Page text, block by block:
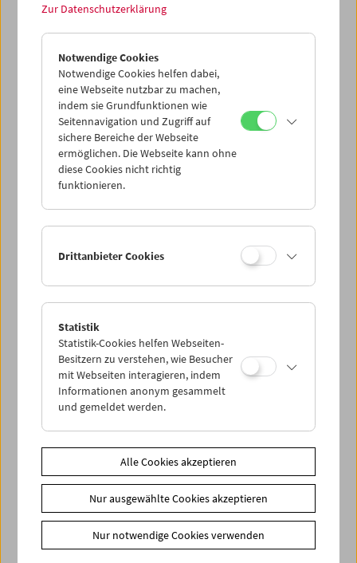
Mo 19.5.
Di 20.5.
Mi 21.5.
Do 22.5.
Sa 24.5.
PROGRAMM ÜBERBLICK
Share on
Zur Datenschutzerklärung
Notwendige Cookies
Notwendige Cookies helfen dabei,
eine Webseite nutzbar zu machen,
indem sie Grundfunktionen wie
Seitennavigation und Zugriff auf
sichere Bereiche der Webseite
ermöglichen. Die Webseite kann ohne
diese Cookies nicht richtig
funktionieren.
Drittanbieter Cookies
Statistik
Statistik-Cookies helfen Webseiten-
Besitzern zu verstehen, wie Besucher
mit Webseiten interagieren, indem
Informationen anonym gesammelt
und gemeldet werden.
Alle Cookies akzeptieren
Nur ausgewählte Cookies akzeptieren
Nur notwendige Cookies verwenden